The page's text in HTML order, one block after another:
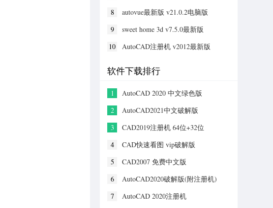
8
autovue最新版 v21.0.2电脑版
9
sweet home 3d v7.5.0最新版
10
AutoCAD注册机 v2012最新版
软件下载排行
1
AutoCAD 2020 中文绿色版
2
AutoCAD2021中文破解版
3
CAD2019注册机 64位+32位
4
CAD快速看图 vip破解版
5
CAD2007 免费中文版
6
AutoCAD2020破解版(附注册机)
7
AutoCAD 2020注册机